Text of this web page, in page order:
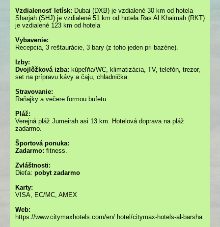
Vzdialenosť letísk: Dubai (DXB) je vzdialené 30 km od hotela
Sharjah (SHJ) je vzdialené 51 km od hotela Ras Al Khaimah (RKT)
je vzdialené 123 km od hotela
Vybavenie:
Recepcia, 3 reštaurácie, 3 bary (z toho jeden pri bazéne).
Izby:
Dvojlôžková izba: kúpeľňa/WC, klimatizácia, TV, telefón, trezor,
set na prípravu kávy a čaju, chladnička.
Stravovanie:
Raňajky a večere formou bufetu.
Pláž:
Verejná pláž Jumeirah asi 13 km. Hotelová doprava na pláž
zadarmo.
Športová ponuka:
Zadarmo: fitness.
Zvláštnosti:
Dieťa: pobyt zadarmo
Karty:
VISA, EC/MC, AMEX
Web:
https://www.citymaxhotels.com/en/ hotel/citymax-hotels-al-barsha